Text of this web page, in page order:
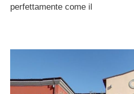
perfettamente come il